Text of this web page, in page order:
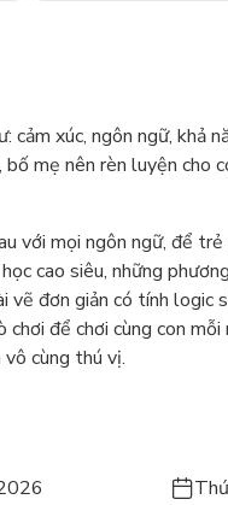
xúc, ngôn ngữ, khả
mẹ nên rèn luyện cho
với mọi ngôn ngữ, để
cao siêu, những
vẽ đơn giản có tính logic
để chơi cùng con
cùng thú vị.